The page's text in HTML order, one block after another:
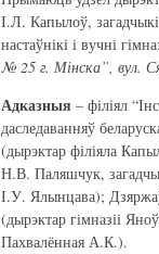
І.Л. Капылоў,
настаўнікі і вучні
№ 25 г. Мінска”, вул.
Адказныя – філіял
даследаванняў
(дырэктар філіяла
Н.В. Паляшчук,
І.У. Ялынцава);
(дырэктар гімназіі
Пахвалённая А.К.).